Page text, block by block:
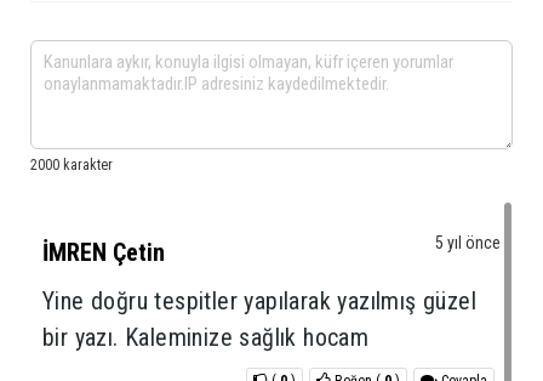
İMREN Çetin 5 yıl önce
Yine doğru tespitler yapılarak yazılmış güzel
bir yazı. Kaleminize sağlık hocam